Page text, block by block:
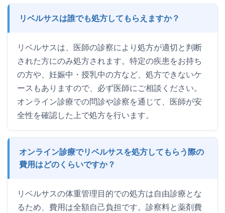
リベルサスは誰でも処方してもらえますか？
リベルサスは、医師の診察により処方が適切と判断
された方にのみ処方されます。特定の疾患をお持ち
の方や、妊娠中・授乳中の方など、処方できないケ
ースもありますので、必ず医師にご相談ください。
オンライン診療での問診や診察を通じて、医師が安
全性を確認した上で処方を行います。
オンライン診療でリベルサスを処方してもらう際の
費用はどのくらいですか？
リベルサスの体重管理目的での処方は自由診療とな
るため、費用は全額自己負担です。診察料と薬剤費